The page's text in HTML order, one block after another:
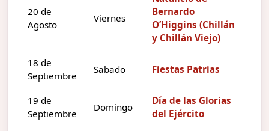
20 de
Agosto
Viernes
Bernardo
O’Higgins (Chillán
y Chillán Viejo)
18 de
Septiembre
Sabado Fiestas Patrias
19 de
Septiembre
Domingo
Día de las Glorias
del Ejército